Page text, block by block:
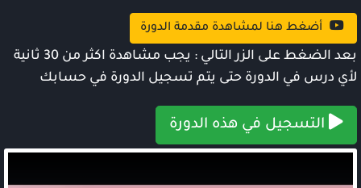
أضغط هنا لمشاهدة مقدمة الدورة
بعد الضغط على الزر التالي : يجب مشاهدة اكثر من 30 ثانية
لأي درس في الدورة حتى يتم تسجيل الدورة في حسابك
التسجيل في هذه الدورة